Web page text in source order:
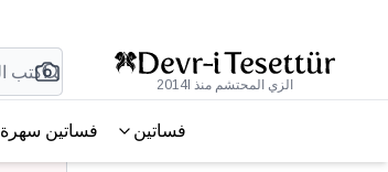
الزي المحتشم منذ 2014l
فساتين فساتين سهرة